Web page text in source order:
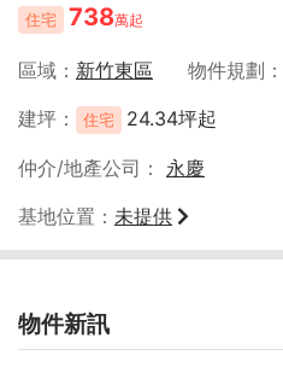
住宅 738萬起
區域 新竹東區 物件規劃
建坪
住宅 24.34坪起
仲介/地產公司
永慶
基地位置
未提供
物件新訊